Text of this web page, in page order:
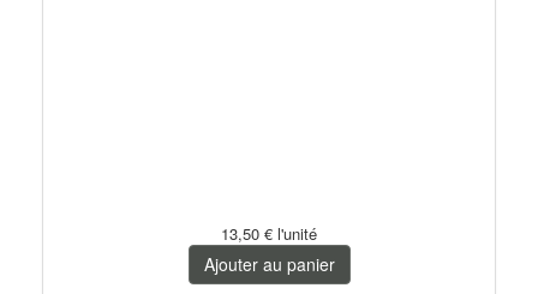
13,50 € l'unité
Ajouter au panier